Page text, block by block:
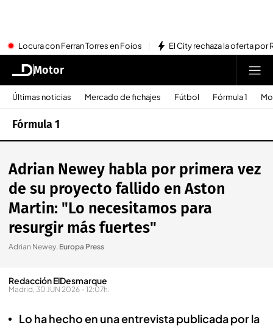
Locura con Ferran Torres en Foios El City rechaza la oferta por
Motor
Últimas noticias Mercado de fichajes Fútbol Fórmula 1
Fórmula 1
Adrian Newey habla por primera vez
de su proyecto fallido en Aston
Martin: "Lo necesitamos para
resurgir más fuertes"
Adrian Newey. Europa Press
Redacción ElDesmarque
Madrid, 30 JUN 2026 - 12:07h.
Lo ha hecho en una entrevista publicada por la